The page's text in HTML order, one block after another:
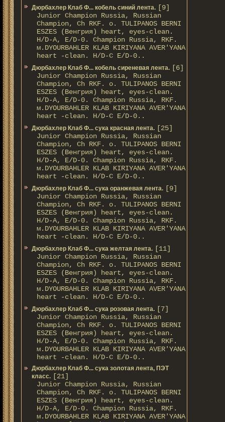
Дюрбахлер Клаб Ф... кобель синий лента. [9]
Junior Champion Russia, Russian
Champion, Ch RKF. о. TULIPANOS BERNI
ESZES (Венгрия) heart, eyes-clean.
H/D-A, E/D-0. Champion Russia, RKF.
м.DYOURBAHLER KLAB KIRIYANA AVER'YANA
heart -clean. H/D-С E/D-0..
Дюрбахлер Клаб Ф... кобель сиреневая лента. [6]
Junior Champion Russia, Russian
Champion, Ch RKF. о. TULIPANOS BERNI
ESZES (Венгрия) heart, eyes-clean.
H/D-A, E/D-0. Champion Russia, RKF.
м.DYOURBAHLER KLAB KIRIYANA AVER'YANA
heart -clean. H/D-С E/D-0..
Дюрбахлер Клаб Ф... сука красная лента. [25]
Junior Champion Russia, Russian
Champion, Ch RKF. о. TULIPANOS BERNI
ESZES (Венгрия) heart, eyes-clean.
H/D-A, E/D-0. Champion Russia, RKF.
м.DYOURBAHLER KLAB KIRIYANA AVER'YANA
heart -clean. H/D-С E/D-0..
Дюрбахлер Клаб Ф... сука оранжевая лента. [9]
Junior Champion Russia, Russian
Champion, Ch RKF. о. TULIPANOS BERNI
ESZES (Венгрия) heart, eyes-clean.
H/D-A, E/D-0. Champion Russia, RKF.
м.DYOURBAHLER KLAB KIRIYANA AVER'YANA
heart -clean. H/D-С E/D-0..
Дюрбахлер Клаб Ф... сука желтая лента. [11]
Junior Champion Russia, Russian
Champion, Ch RKF. о. TULIPANOS BERNI
ESZES (Венгрия) heart, eyes-clean.
H/D-A, E/D-0. Champion Russia, RKF.
м.DYOURBAHLER KLAB KIRIYANA AVER'YANA
heart -clean. H/D-С E/D-0..
Дюрбахлер Клаб Ф... сука розовая лента. [7]
Junior Champion Russia, Russian
Champion, Ch RKF. о. TULIPANOS BERNI
ESZES (Венгрия) heart, eyes-clean.
H/D-A, E/D-0. Champion Russia, RKF.
м.DYOURBAHLER KLAB KIRIYANA AVER'YANA
heart -clean. H/D-С E/D-0..
Дюрбахлер Клаб Ф... сука золотая лента, ПЭТ
класс. [21]
Junior Champion Russia, Russian
Champion, Ch RKF. о. TULIPANOS BERNI
ESZES (Венгрия) heart, eyes-clean.
H/D-A, E/D-0. Champion Russia, RKF.
м.DYOURBAHLER KLAB KIRIYANA AVER'YANA